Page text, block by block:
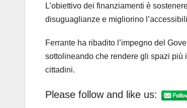
L’obiettivo dei finanziamenti è
disuguaglianze e migliorino
Ferrante ha ribadito l’impegno del
sottolineando che rendere gli spazi
cittadini.
Please follow and like us: